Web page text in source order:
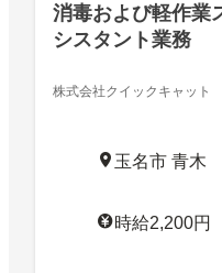
消毒および軽作業
シスタント業務
株式会社クイックキャット
玉名市 青木
時給2,200円